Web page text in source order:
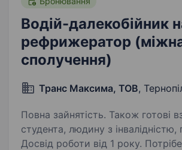
Водій-далекобійник
рефрижератор
сполучення)
Транс Максима, ТОВ,
Повна зайнятість. Також готові
студента, людину з інвалідністю,
Досвід роботи від 1 року. Потрібен водій